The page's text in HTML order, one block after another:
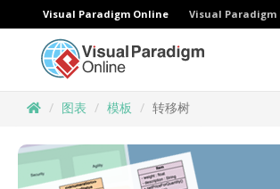
Visual Paradigm Online Visual Paradigm
图表 模板 转移树